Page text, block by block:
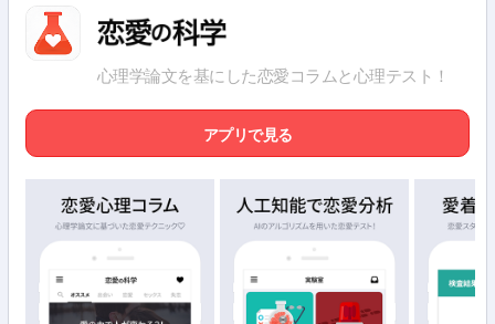
心理学論文を基にした恋愛コラムと心理テスト！
アプリで見る